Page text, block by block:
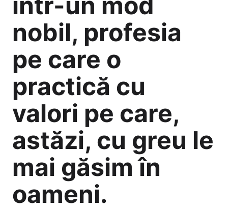
nobil, profesia
pe care o
practică cu
valori pe care,
astăzi, cu greu le
mai găsim în
oameni.